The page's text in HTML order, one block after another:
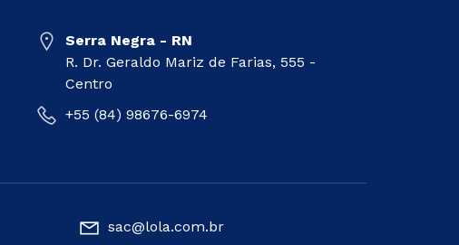
Serra Negra - RN
R. Dr. Geraldo Mariz de Farias, 555 -
Centro
+55 (84) 98676-6974
sac@lola.com.br